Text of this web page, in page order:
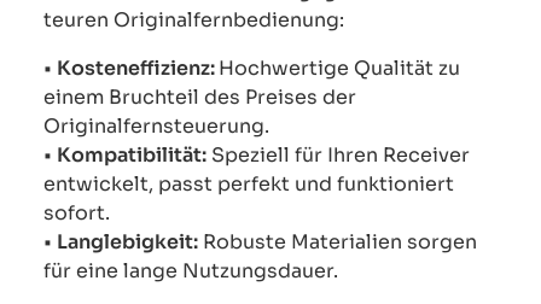
teuren Originalfernbedienung:
• Kosteneffizienz:Hochwertige Qualität zu
einem Bruchteil des Preises der
Originalfernsteuerung.
• Kompatibilität: Speziell für Ihren Receiver
entwickelt, passt perfekt und funktioniert
sofort.
• Langlebigkeit: Robuste Materialien sorgen
für eine lange Nutzungsdauer.